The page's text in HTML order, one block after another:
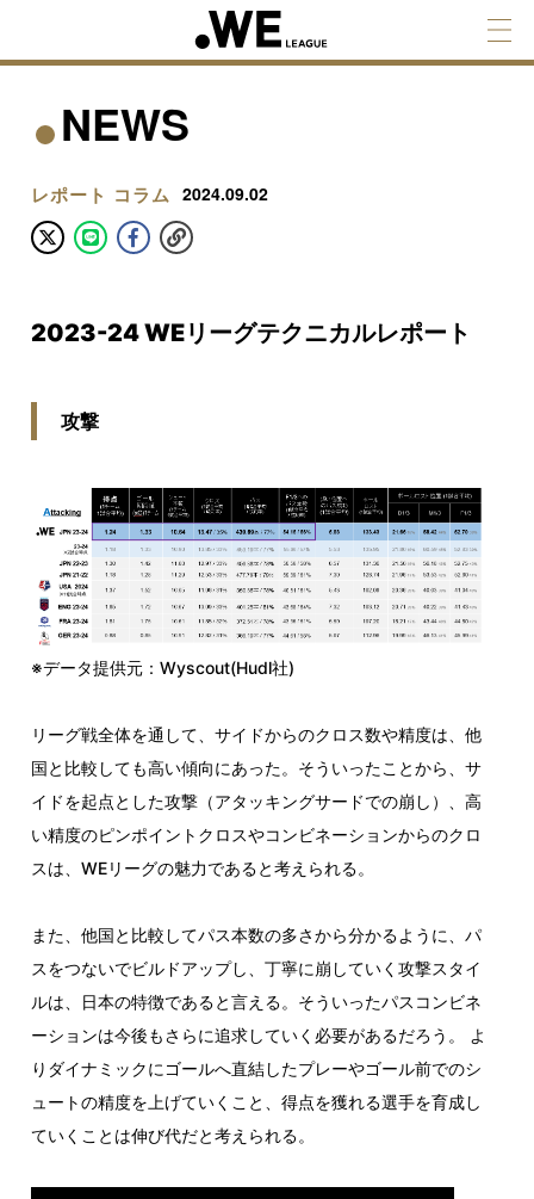
NEWS
レポート コラム 2024.09.02
2023-24 WEリーグテクニカルレポート
攻撃
※データ提供元：Wyscout(Hudl社)
リーグ戦全体を通して、サイドからのクロス数や精度は、他
国と比較しても高い傾向にあった。そういったことから、サ
イドを起点とした攻撃（アタッキングサードでの崩し）、高
い精度のピンポイントクロスやコンビネーションからのクロ
スは、WEリーグの魅力であると考えられる。
また、他国と比較してパス本数の多さから分かるように、パ
スをつないでビルドアップし、丁寧に崩していく攻撃スタイ
ルは、日本の特徴であると言える。そういったパスコンビネ
ーションは今後もさらに追求していく必要があるだろう。 よ
りダイナミックにゴールへ直結したプレーやゴール前でのシ
ュートの精度を上げていくこと、得点を獲れる選手を育成し
ていくことは伸び代だと考えられる。